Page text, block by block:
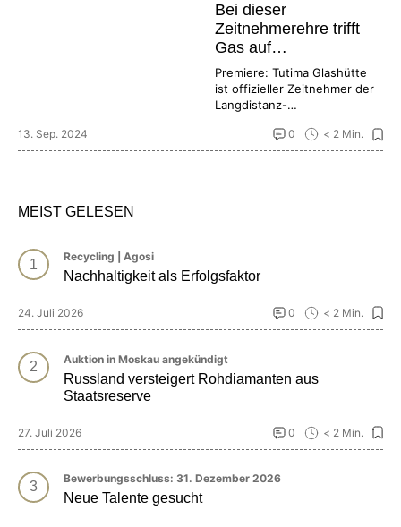
Bei dieser
Zeitnehmerehre trifft
Gas auf
Ganggenauigkeit
Premiere: Tutima Glashütte
ist offizieller Zeitnehmer der
Langdistanz-
Gasballonfahren. Klingt
abgefahren, ist es auch.
13. Sep. 2024 0 < 2 Min.
MEIST GELESEN
Recycling | Agosi
Nachhaltigkeit als Erfolgsfaktor
24. Juli 2026 0 < 2 Min.
Auktion in Moskau angekündigt
Russland versteigert Rohdiamanten aus
Staatsreserve
27. Juli 2026 0 < 2 Min.
Bewerbungsschluss: 31. Dezember 2026
Neue Talente gesucht